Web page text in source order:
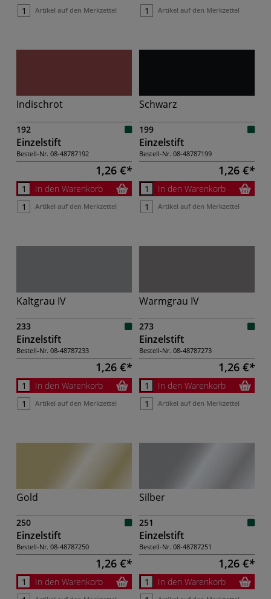
Artikel auf den Merkzettel Artikel auf den Merkzettel
Indischrot
192
Einzelstift
Bestell-Nr. 08-48787192
1,26 €
In den Warenkorb
Artikel auf den Merkzettel
Schwarz
199
Einzelstift
Bestell-Nr. 08-48787199
1,26 €
In den Warenkorb
Artikel auf den Merkzettel
Kaltgrau IV
233
Einzelstift
Bestell-Nr. 08-48787233
1,26 €
In den Warenkorb
Artikel auf den Merkzettel
Warmgrau IV
273
Einzelstift
Bestell-Nr. 08-48787273
1,26 €
In den Warenkorb
Artikel auf den Merkzettel
Gold
250
Einzelstift
Bestell-Nr. 08-48787250
1,26 €
In den Warenkorb
Silber
251
Einzelstift
Bestell-Nr. 08-48787251
1,26 €
In den Warenkorb